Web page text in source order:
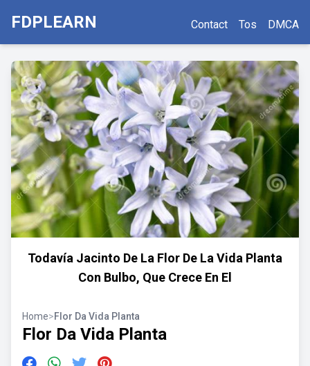
FDPLEARN Contact Tos DMCA
Todavía Jacinto De La Flor De La Vida Planta
Con Bulbo, Que Crece En El
Home>Flor Da Vida Planta
Flor Da Vida Planta